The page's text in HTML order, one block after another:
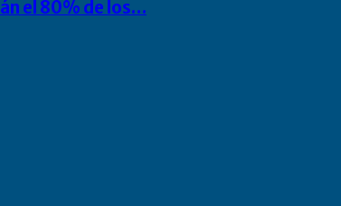
el 80% de los…